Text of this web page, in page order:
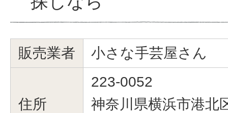
販売業者 小さな手芸屋さん
住所
223-0052
神奈川県横浜市港北